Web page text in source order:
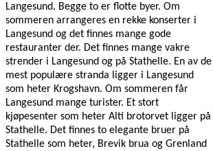
Langesund. Begge to er flotte byer. Om
sommeren arrangeres en rekke konserter i
Langesund og det finnes mange gode
restauranter der. Det finnes mange vakre
strender i Langesund og på Stathelle. En av de
mest populære stranda ligger i Langesund
som heter Krogshavn. Om sommeren får
Langesund mange turister. Et stort
kjøpesenter som heter Alti brotorvet ligger på
Stathelle. Det finnes to elegante bruer på
Stathelle som heter, Brevik brua og Grenland